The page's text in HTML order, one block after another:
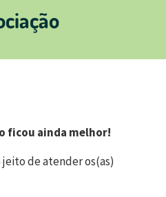
ficou ainda melhor!
de atender os(as)